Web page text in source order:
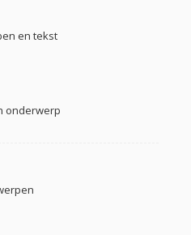
en tekst
onderwerp